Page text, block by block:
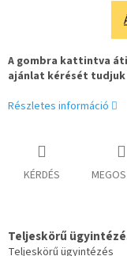
A gombra kattintva
ajánlat kérését
Részletes információ
KÉRDÉS
Teljeskörű
Teljeskörű ügyintézés